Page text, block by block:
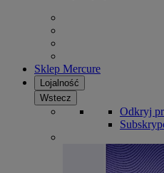
Sklep Mercure
Lojalność
Wstecz
Odkryj